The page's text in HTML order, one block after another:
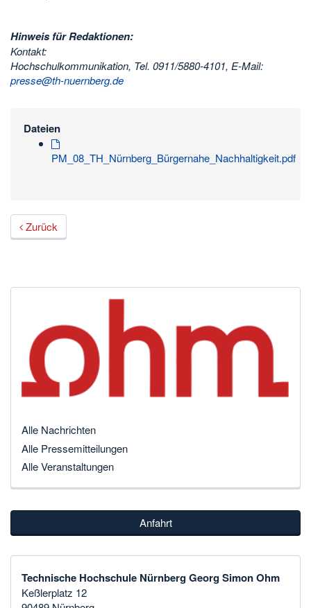
Hinweis für Redaktionen:
Kontakt:
Hochschulkommunikation, Tel. 0911/5880-4101, E-Mail:
presse@th-nuernberg.de
Dateien
PM_08_TH_Nürnberg_Bürgernahe_Nachhaltigkeit.pdf
Zurück
Alle Nachrichten
Alle Pressemitteilungen
Alle Veranstaltungen
Anfahrt
Technische Hochschule Nürnberg Georg Simon Ohm
Keßlerplatz 12